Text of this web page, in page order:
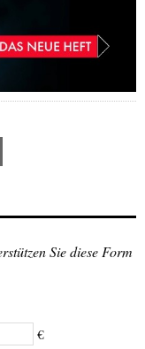
Sie diese Form
€